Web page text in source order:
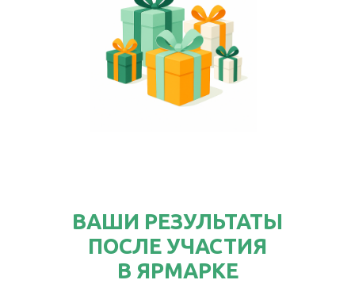
В ЯРМАРКЕ
ВАШИ РЕЗУЛЬТАТЫ
ПОСЛЕ УЧАСТИЯ